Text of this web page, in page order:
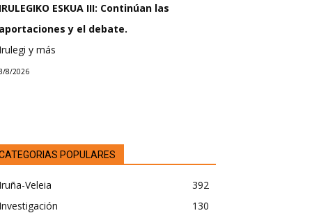
ESKUA III: Continúan las
y el debate.
y más
8/2026
POPULARES
Veleia
392
130